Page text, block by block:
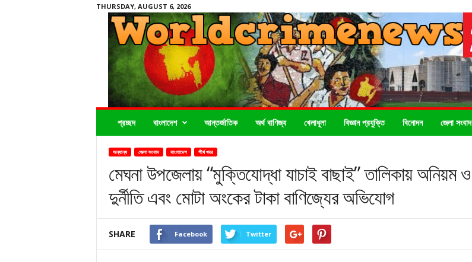
THURSDAY, AUGUST 6, 2026
প্রচ্ছদ বাংলাদেশ আন্তর্জাতিক অর্থ বাণিজ্য খেলাধূলা বিজ্ঞান প্রযুক্তি বিনোদন জেলা সংবাদ
অন্যান্য জেলা সংবাদ বাংলাদেশ শীর্ষ খবর
মেঘনা উপজেলায় “মুক্তিযোদ্ধা যাচাই বাছাই” তালিকায় অনিয়ম ও
দুর্নীতি এবং মোটা অংকের টাকা বাণিজ্যের অভিযোগ
SHARE Facebook Twitter